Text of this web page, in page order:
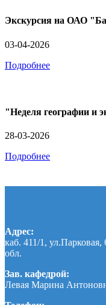
Экскурсия на ОАО
03-04-2026
Подробнее
"Неделя географии и
28-03-2026
Подробнее
Адрес:
каб. 411/1, ул.Парковая,
обл.
Зав. кафедрой:
Левая Марина